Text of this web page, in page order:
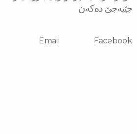
جێبه‌جێ ده‌كه‌ن
Facebook
Email